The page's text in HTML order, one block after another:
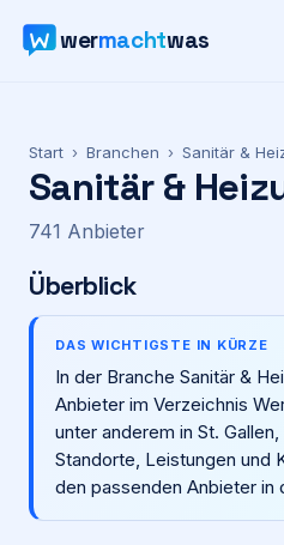
wermachtwas
Karte
Ratgeber
Werbung
Preise
Für Firmen
Start › Branchen › Sanitär &
Sanitär &
741 Anbieter
Überblick
DAS WICHTIGSTE IN KÜRZE
In der Branche Sanitär &
Anbieter im Verzeichnis
unter anderem in St.
Standorte, Leistungen und
den passenden Anbieter in